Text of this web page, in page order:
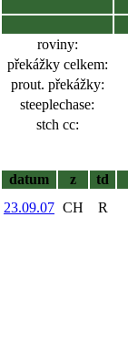
roviny:
překážky celkem:
prout. překážky:
steeplechase:
stch cc:
datum
z td
23.09.07 CH R